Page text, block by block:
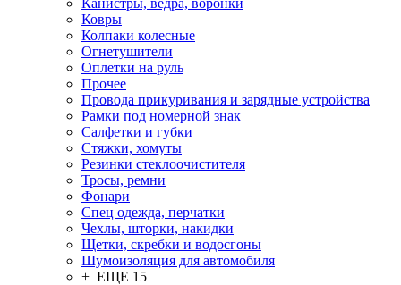
Канистры, ведра, воронки
Ковры
Колпаки колесные
Огнетушители
Оплетки на руль
Прочее
Провода прикуривания и зарядные устройства
Рамки под номерной знак
Салфетки и губки
Стяжки, хомуты
Резинки стеклоочистителя
Тросы, ремни
Фонари
Спец одежда, перчатки
Чехлы, шторки, накидки
Щетки, скребки и водосгоны
Шумоизоляция для автомобиля
+ ЕЩЕ 15